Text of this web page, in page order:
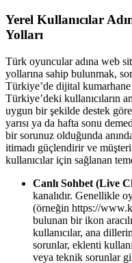
Yerel Kullanıcılar
Yolları
Türk oyuncular adına web
yollarına sahip bulunmak,
Türkiye’de dijital
Türkiye’deki kullanıcıların
uygun bir şekilde destek
yarısı ya da hafta sonu
bir sorunuz olduğunda
itimadı güçlendirir ve
kullanıcılar için sağlanan
Canlı Sohbet (Live
kanalıdır. Genellikle
(örneğin https://
bulunan bir ikon
kullanıcılar, ana
sorunlar, eklenti
veya teknik sorunlar